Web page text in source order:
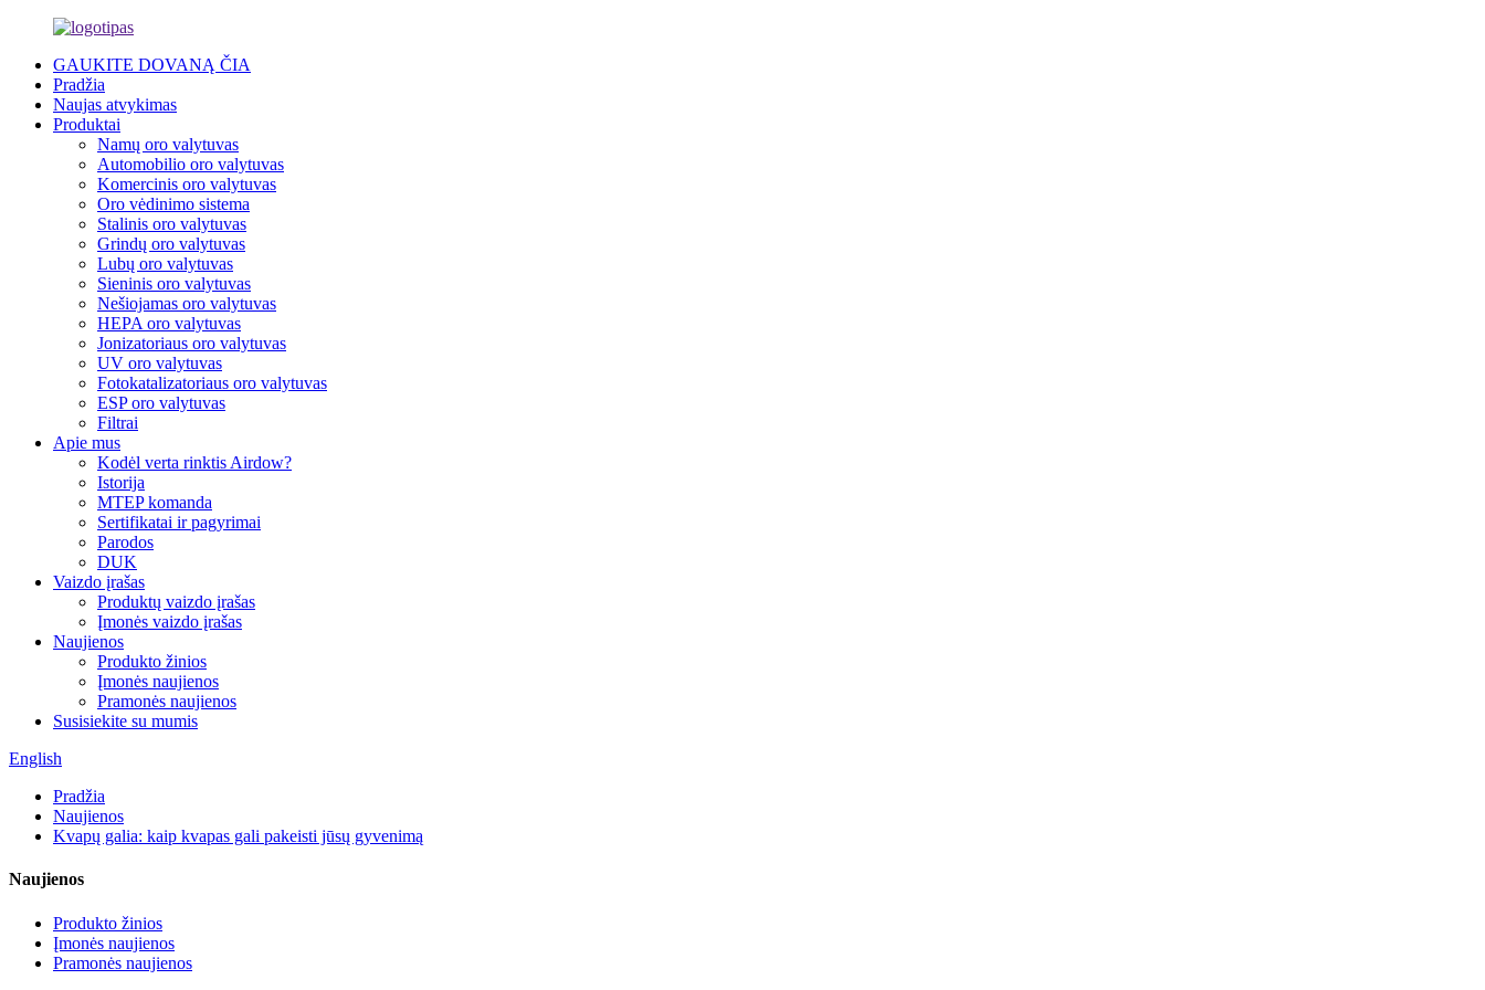
GAUKITE DOVANĄ ČIA
Pradžia
Naujas atvykimas
Produktai
Namų oro valytuvas
Automobilio oro valytuvas
Komercinis oro valytuvas
Oro vėdinimo sistema
Stalinis oro valytuvas
Grindų oro valytuvas
Lubų oro valytuvas
Sieninis oro valytuvas
Nešiojamas oro valytuvas
HEPA oro valytuvas
Jonizatoriaus oro valytuvas
UV oro valytuvas
Fotokatalizatoriaus oro valytuvas
ESP oro valytuvas
Filtrai
Apie mus
Kodėl verta rinktis Airdow?
Istorija
MTEP komanda
Sertifikatai ir pagyrimai
Parodos
DUK
Vaizdo įrašas
Produktų vaizdo įrašas
Įmonės vaizdo įrašas
Naujienos
Produkto žinios
Įmonės naujienos
Pramonės naujienos
Susisiekite su mumis
English
Pradžia
Naujienos
Kvapų galia: kaip kvapas gali pakeisti jūsų gyvenimą
Naujienos
Produkto žinios
Įmonės naujienos
Pramonės naujienos